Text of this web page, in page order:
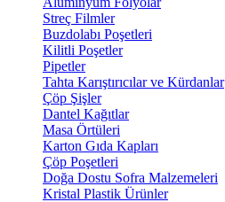
Streç Filmler
Buzdolabı Poşetleri
Kilitli Poşetler
Pipetler
Tahta Karıştırıcılar ve Kürdanlar
Çöp Şişler
Dantel Kağıtlar
Masa Örtüleri
Karton Gıda Kapları
Çöp Poşetleri
Doğa Dostu Sofra Malzemeleri
Kristal Plastik Ürünler